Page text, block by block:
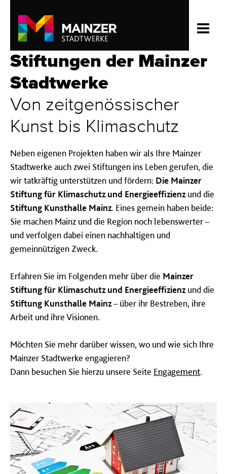
Stiftungen der Mainzer
Stadtwerke
Von zeitgenössischer
Kunst bis Klimaschutz
Neben eigenen Projekten haben wir als Ihre Mainzer
Stadtwerke auch zwei Stiftungen ins Leben gerufen, die
wir tatkräftig unterstützen und fördern: Die Mainzer
Stiftung für Klimaschutz und Energieeffizienzund die
Stiftung Kunsthalle Mainz. Eines gemein haben beide:
Sie machen Mainz und die Region noch lebenswerter –
und verfolgen dabei einen nachhaltigen und
gemeinnützigen Zweck.
Erfahren Sie im Folgenden mehr über die Mainzer
Stiftung für Klimaschutz und Energieeffizienzund die
Stiftung Kunsthalle Mainz– über ihr Bestreben, ihre
Arbeit und ihre Visionen.
Möchten Sie mehr darüber wissen, wo und wie sich Ihre
Mainzer Stadtwerke engagieren?
Dann besuchen Sie hierzu unsere Seite Engagement.